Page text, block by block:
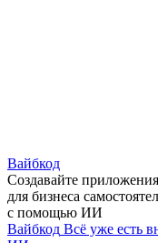
Вайбкод
Создавайте
для бизнеса
с помощью ИИ
Вайбкод Всё уже есть